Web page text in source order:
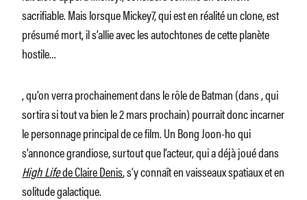
sacrifiable. Mais lorsque Mickey7, qui est en réalité un clone, est
présumé mort, il s’allie avec les autochtones de cette planète
hostile…
, qu’on verra prochainement dans le rôle de Batman (dans , qui
sortira si tout va bien le 2 mars prochain) pourrait donc incarner
le personnage principal de ce film. Un Bong Joon-ho qui
s’annonce grandiose, surtout que l’acteur, qui a déjà joué dans
High Lifede Claire Denis, s’y connaît en vaisseaux spatiaux et en
solitude galactique.